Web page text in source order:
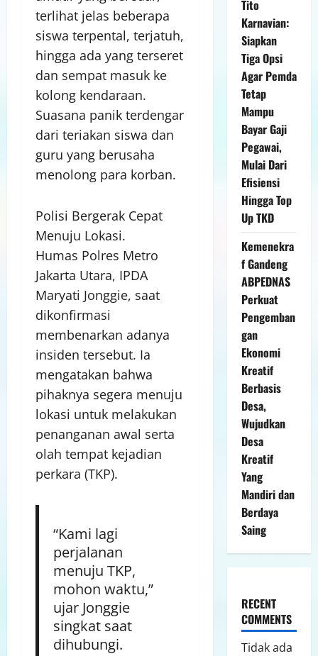
terlihat jelas beberapa
siswa terpental, terjatuh,
hingga ada yang terseret
dan sempat masuk ke
kolong kendaraan.
Suasana panik terdengar
dari teriakan siswa dan
guru yang berusaha
menolong para korban.
Polisi Bergerak Cepat
Menuju Lokasi.
Humas Polres Metro
Jakarta Utara, IPDA
Maryati Jonggie, saat
dikonfirmasi
membenarkan adanya
insiden tersebut. Ia
mengatakan bahwa
pihaknya segera menuju
lokasi untuk melakukan
penanganan awal serta
olah tempat kejadian
perkara (TKP).
“Kami lagi
perjalanan
menuju TKP,
mohon waktu,”
ujar Jonggie
singkat saat
dihubungi.
Tito
Karnavian:
Siapkan
Tiga Opsi
Agar Pemda
Tetap
Mampu
Bayar Gaji
Pegawai,
Mulai Dari
Efisiensi
Hingga Top
Up TKD
Kemenekra
f Gandeng
ABPEDNAS
Perkuat
Pengemban
gan
Ekonomi
Kreatif
Berbasis
Desa,
Wujudkan
Desa
Kreatif
Yang
Mandiri dan
Berdaya
Saing
RECENT
COMMENTS
Tidak ada